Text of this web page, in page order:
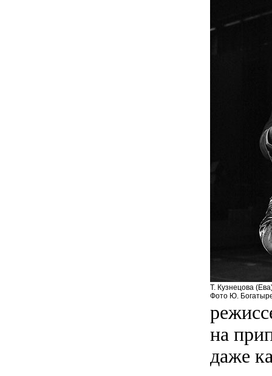
Т. Кузнецова
Фото Ю.
на
даже